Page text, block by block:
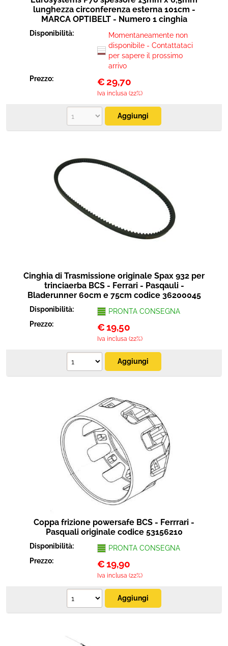
lunghezza circonferenza esterna 101cm -
MARCA OPTIBELT - Numero 1 cinghia
Disponibilità:
Momentaneamente non
disponibile - Contattataci
per sapere il prossimo
arrivo
Prezzo:
€29,70
Iva inclusa (22%)
Cinghia di Trasmissione originale Spax 932 per
trinciaerba BCS - Ferrari - Pasqauli -
Bladerunner 60cm e 75cm codice 36200045
Disponibilità:
PRONTA CONSEGNA
Prezzo:
€19,50
Iva inclusa (22%)
Coppa frizione powersafe BCS - Ferrrari -
Pasquali originale codice 53156210
Disponibilità:
PRONTA CONSEGNA
Prezzo:
€19,90
Iva inclusa (22%)